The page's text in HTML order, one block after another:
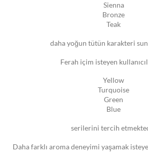
Sienna
Bronze
Teak
daha yoğun tütün karakteri
Ferah içim isteyen
Yellow
Turquoise
Green
Blue
serilerini tercih
Daha farklı aroma deneyimi yaşamak